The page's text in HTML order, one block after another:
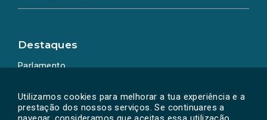
Utilizamos cookies para melhorar a tua experiência e a
prestação dos nossos serviços. Se continuares a
Destaques
Parlamento